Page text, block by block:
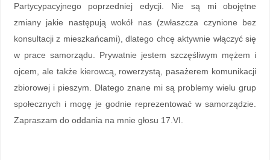
Partycypacyjnego poprzedniej edycji. Nie są mi obojętne
zmiany jakie następują wokół nas (zwłaszcza czynione bez
konsultacji z mieszkańcami), dlatego chcę aktywnie włączyć się
w prace samorządu. Prywatnie jestem szczęśliwym mężem i
ojcem, ale także kierowcą, rowerzystą, pasażerem komunikacji
zbiorowej i pieszym. Dlatego znane mi są problemy wielu grup
społecznych i mogę je godnie reprezentować w samorządzie.
Zapraszam do oddania na mnie głosu 17.VI.